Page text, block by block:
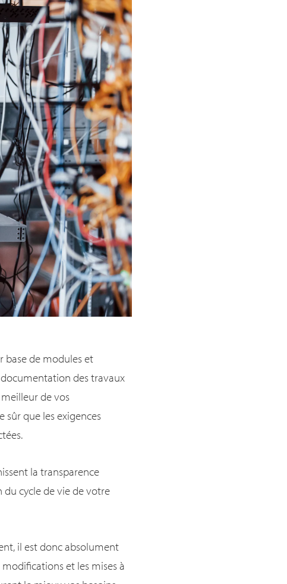
base de modules et
des travaux
de vos
que les exigences
la transparence
du cycle de vie de votre
il est donc absolument
et les mises à